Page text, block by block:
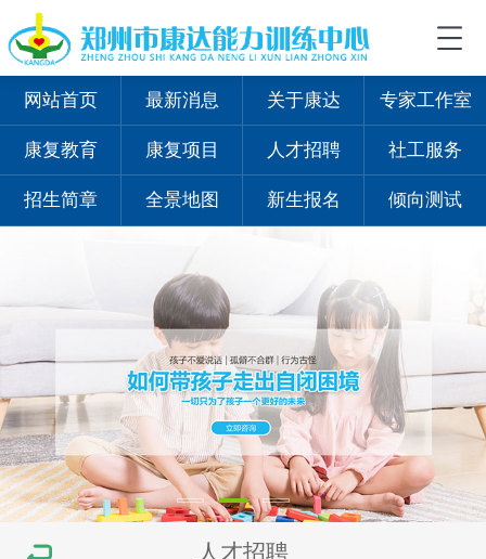
网站首页 最新消息 关于康达 专家工作室
康复教育 康复项目 人才招聘 社工服务
招生简章 全景地图 新生报名 倾向测试
人才招聘